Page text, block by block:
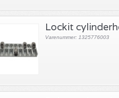
Lockit
Varenummer: 1325776003